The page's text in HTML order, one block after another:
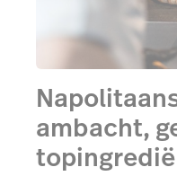
ambacht,